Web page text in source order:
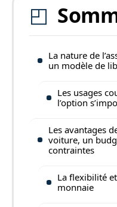
La nature de
un modèle de
Les usages
l’option
Les avantages
voiture, un
contraintes
La flexibilité
monnaie